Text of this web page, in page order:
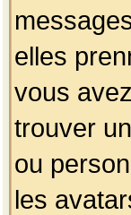
elles
vous
trouver
ou
les